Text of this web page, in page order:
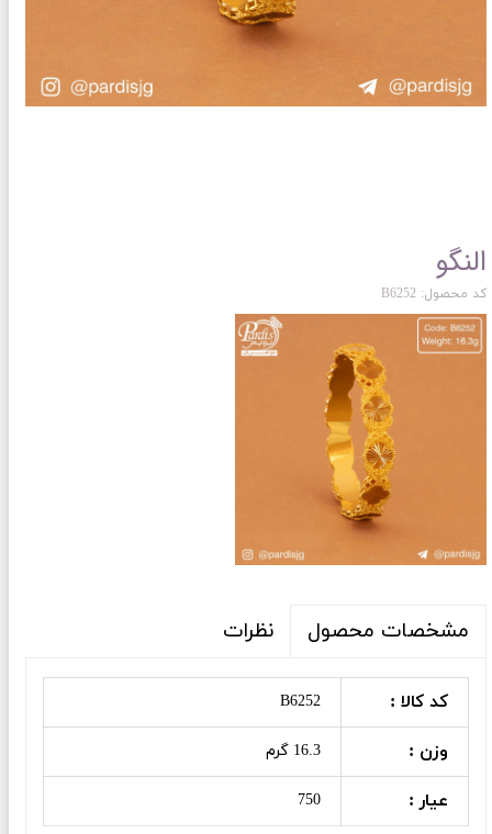
النگو
کد محصول: B6252
مشخصات محصول نظرات
کد کالا : B6252
وزن : 16.3 گرم
عیار : 750